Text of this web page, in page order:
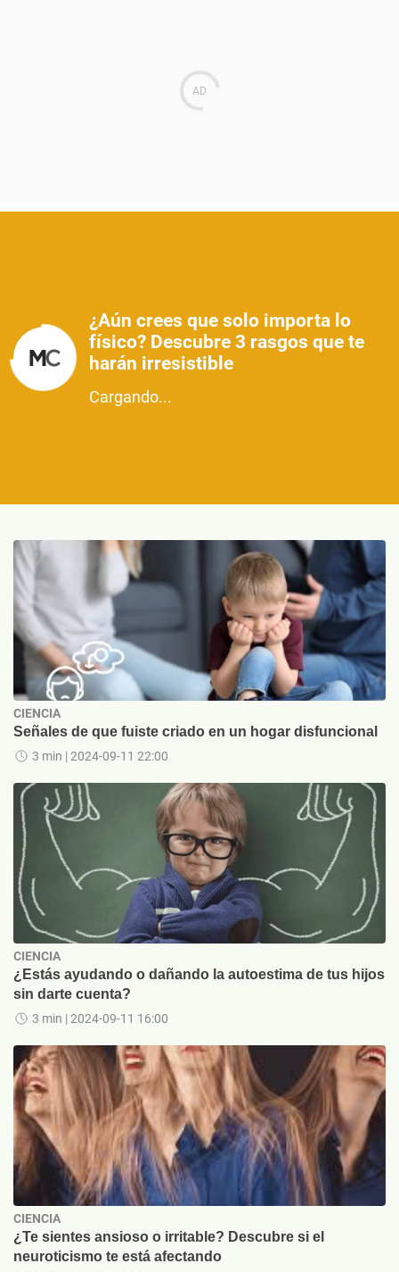
¿Aún crees que solo importa lo
físico? Descubre 3 rasgos que te
harán irresistible
Cargando...
CIENCIA
Señales de que fuiste criado en un hogar disfuncional
3 min | 2024-09-11 22:00
CIENCIA
¿Estás ayudando o dañando la autoestima de tus hijos
sin darte cuenta?
3 min | 2024-09-11 16:00
CIENCIA
¿Te sientes ansioso o irritable? Descubre si el
neuroticismo te está afectando